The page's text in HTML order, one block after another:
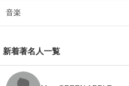
音楽
新着著名人一覧